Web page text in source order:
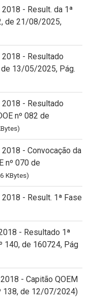
- Result. da 1ª
de 21/08/2025,
2018 - Resultado
de 13/05/2025, Pág.
2018 - Resultado
nº 082 de
- Convocação da
nº 070 de
KBytes)
- Result. 1ª Fase
- Resultado 1ª
140, de 160724, Pág
- Capitão QOEM
138, de 12/07/2024)